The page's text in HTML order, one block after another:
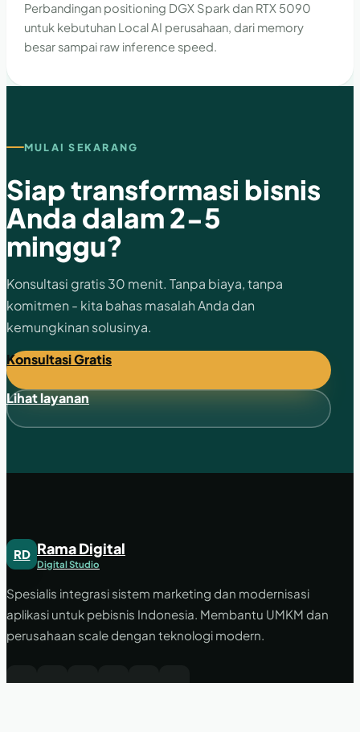
Perbandingan positioning DGX Spark dan RTX 5090
untuk kebutuhan Local AI perusahaan, dari memory
besar sampai raw inference speed.
MULAI SEKARANG
Siap transformasi bisnis
Anda dalam 2-5
minggu?
Konsultasi gratis 30 menit. Tanpa biaya, tanpa
komitmen - kita bahas masalah Anda dan
kemungkinan solusinya.
Konsultasi Gratis
Lihat layanan
RD Rama Digital
Digital Studio
Spesialis integrasi sistem marketing dan modernisasi
aplikasi untuk pebisnis Indonesia. Membantu UMKM dan
perusahaan scale dengan teknologi modern.